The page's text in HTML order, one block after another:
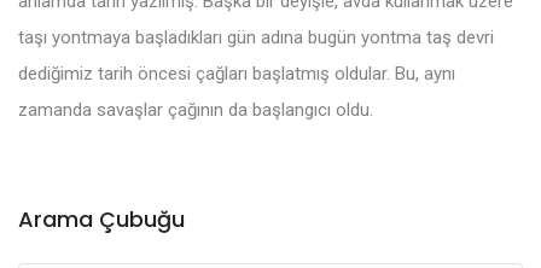
taşı yontmaya başladıkları gün adına bugün yontma taş devri
dediğimiz tarih öncesi çağları başlatmış oldular. Bu, aynı
zamanda savaşlar çağının da başlangıcı oldu.
Arama Çubuğu